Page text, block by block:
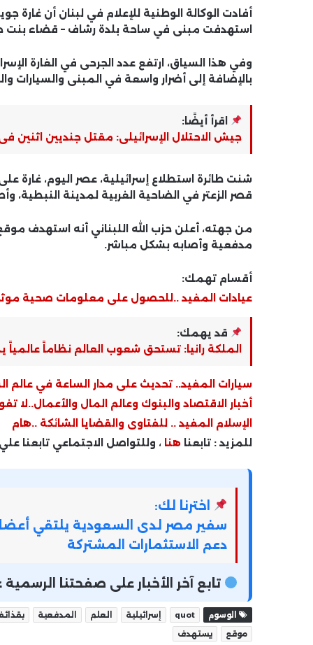
أفادت الوكالة الوطنية للإعلام في لبنان أن غارة
استهدفت مبنى في ساحة بلدة رشاف – قضاء بنت
بالإضافة إلى أضرار واسعة في المبنى والسيارات
اقرأ أيضًا:
جيش الاحتلال الإسرائيلى: مقتل جنديين اثنين
شنت طائرة استطلاع إسرائيلية، عصر اليوم،
قصر الزعتر في الضاحية الغربية لمدينة النبطية،
من جهته، أعلن حزب الله اللبناني أنه استهدف
مدفعية وأصابه بشكل مباشر.
أقسام تهمك:
عيادات المفيد ..للحصول على معلومات صحية
قد يهمك:
الملكة رانيا: تستحق شعوب العالم نظاماً عالمياً
سيارات المفيد.. تحديث على مدار الساعة في عالم
أخبار الاقتصاد والبنوك وعالم المال والأعمال..لا
الإسلام المفيد .. للفتاوى والقضايا الشائكة ..هام
للمزيد : تابعنا هنا ، وللتواصل الاجتماعي تابعنا علي
اخترنا لك:
سفير مصر لدى السعودية يلتقي
دعم الاستثمارات المشتركة
تابع آخر الأخبار على صفحتنا
الوسوم quot إسرائيلية العلم المدفعية
موقع
يستهدف